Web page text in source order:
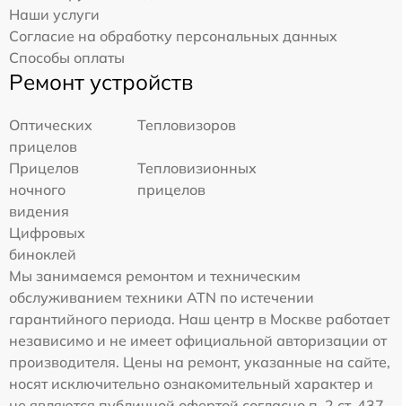
Наши услуги
Согласие на обработку персональных данных
Способы оплаты
Ремонт устройств
Оптических
прицелов
Тепловизоров
Прицелов
ночного
видения
Тепловизионных
прицелов
Цифровых
биноклей
Мы занимаемся ремонтом и техническим
обслуживанием техники ATN по истечении
гарантийного периода. Наш центр в Москве работает
независимо и не имеет официальной авторизации от
производителя. Цены на ремонт, указанные на сайте,
носят исключительно ознакомительный характер и